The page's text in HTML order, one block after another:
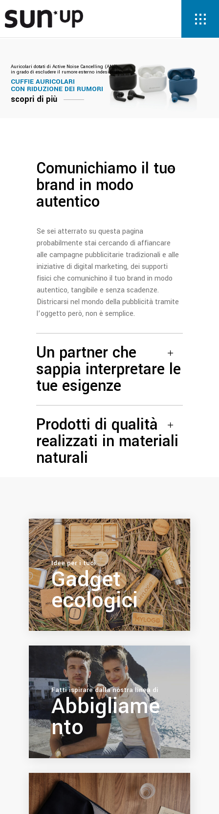
Auricolari dotati di Active Noise Cancelling (ANC),
in grado di escludere il rumore esterno indesiderato.
CUFFIE AURICOLARI
CON RIDUZIONE DEI RUMORI
scopri di più
Comunichiamo il tuo
brand in modo
autentico
Se sei atterrato su questa pagina
probabilmente stai cercando di affiancare
alle campagne pubblicitarie tradizionali e alle
iniziative di digital marketing, dei supporti
fisici che comunichino il tuo brand in modo
autentico, tangibile e senza scadenze.
Districarsi nel mondo della pubblicità tramite
l’oggetto però, non è semplice.
Un partner che
sappia interpretare le
tue esigenze
Prodotti di qualità
realizzati in materiali
naturali
Idee per i tuoi
Gadget
ecologici
Fatti ispirare dalla nostra linea di
Abbigliame
nto